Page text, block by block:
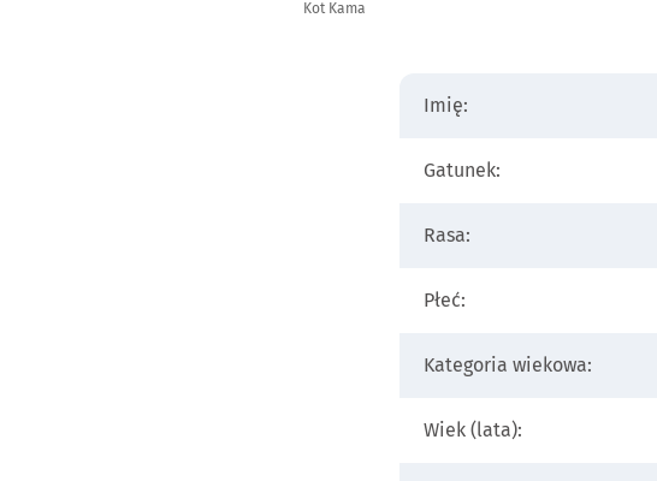
Kot Kama
Imię:
Gatunek:
Rasa:
Płeć:
Kategoria wiekowa:
Wiek (lata):